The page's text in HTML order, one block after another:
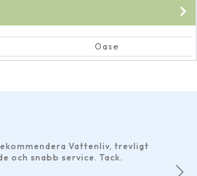
Oase
Vattenliv, trevligt
och snabb service. Tack.